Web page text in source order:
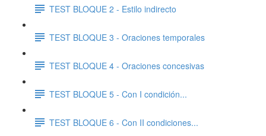
TEST BLOQUE 2 - Estilo indirecto
TEST BLOQUE 3 - Oraciones temporales
TEST BLOQUE 4 - Oraciones concesivas
TEST BLOQUE 5 - Con I condición...
TEST BLOQUE 6 - Con II condiciones...